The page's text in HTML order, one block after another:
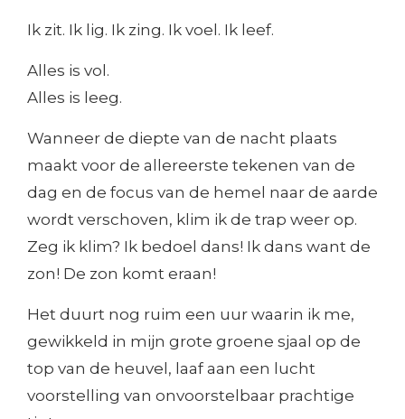
Ik zit. Ik lig. Ik zing. Ik voel. Ik leef.
Alles is vol.
Alles is leeg.
Wanneer de diepte van de nacht plaats
maakt voor de allereerste tekenen van de
dag en de focus van de hemel naar de aarde
wordt verschoven, klim ik de trap weer op.
Zeg ik klim? Ik bedoel dans! Ik dans want de
zon! De zon komt eraan!
Het duurt nog ruim een uur waarin ik me,
gewikkeld in mijn grote groene sjaal op de
top van de heuvel, laaf aan een lucht
voorstelling van onvoorstelbaar prachtige